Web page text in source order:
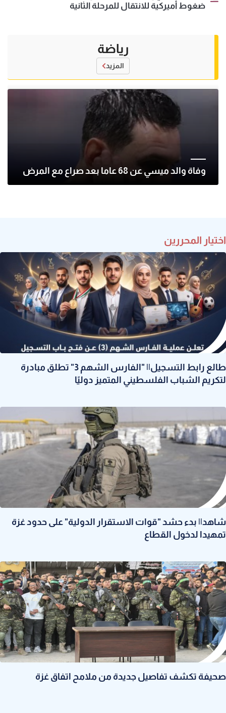
ضغوط أميركية للانتقال للمرحلة الثانية
رياضة
المزيد
وفاة والد ميسي عن 68 عاما بعد صراع مع المرض
اختيار المحررين
طالع رابط التسجيل|| "الفارس الشهم 3" تطلق مبادرة
لتكريم الشباب الفلسطيني المتميز دوليًا
شاهد|| بدء حشد "قوات الاستقرار الدولية" على حدود غزة
تمهيدا لدخول القطاع
صحيفة تكشف تفاصيل جديدة من ملامح اتفاق غزة